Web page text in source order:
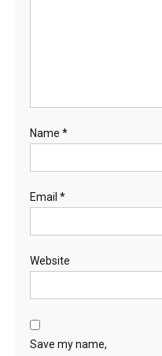
Name *
Email *
Website
Save my name,